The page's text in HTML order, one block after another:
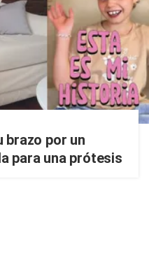
brazo por un
para una prótesis